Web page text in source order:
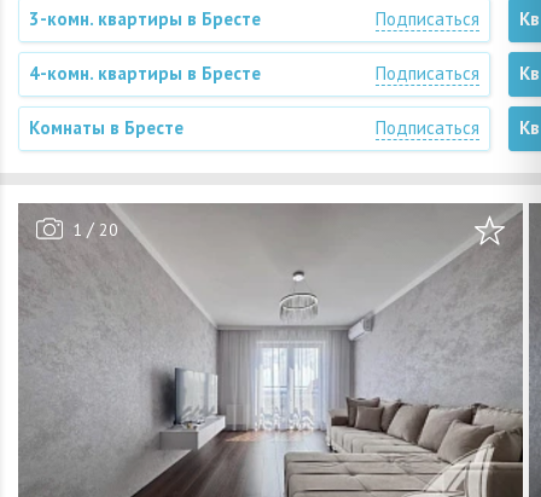
3-комн. квартиры в Бресте Подписаться
4-комн. квартиры в Бресте Подписаться
Комнаты в Бресте Подписаться
1 / 20